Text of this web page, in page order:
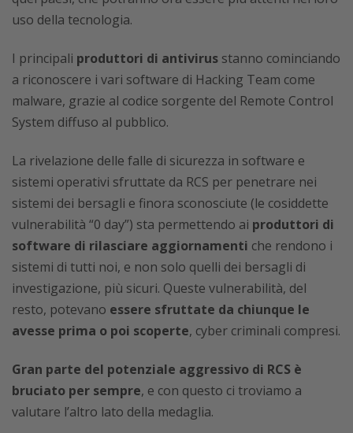
uso della tecnologia.
I principali produttori di antivirus stanno cominciando
a riconoscere i vari software di Hacking Team come
malware, grazie al codice sorgente del Remote Control
System diffuso al pubblico.
La rivelazione delle falle di sicurezza in software e
sistemi operativi sfruttate da RCS per penetrare nei
sistemi dei bersagli e finora sconosciute (le cosiddette
vulnerabilità “0 day”) sta permettendo ai produttori di
software di rilasciare aggiornamenti che rendono i
sistemi di tutti noi, e non solo quelli dei bersagli di
investigazione, più sicuri. Queste vulnerabilità, del
resto, potevano essere sfruttate da chiunque le
avesse prima o poi scoperte, cyber criminali compresi.
Gran parte del potenziale aggressivo di RCS è
bruciato per sempre, e con questo ci troviamo a
valutare l’altro lato della medaglia.